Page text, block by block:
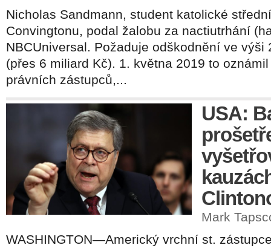
Nicholas Sandmann, student katolické
Convingtonu, podal žalobu za nactiutrhání
NBCUniversal. Požaduje odškodnění ve výši
(přes 6 miliard Kč). 1. května 2019 to
právních zástupců,...
USA:
Mark
WASHINGTON—Americký vrchní st.